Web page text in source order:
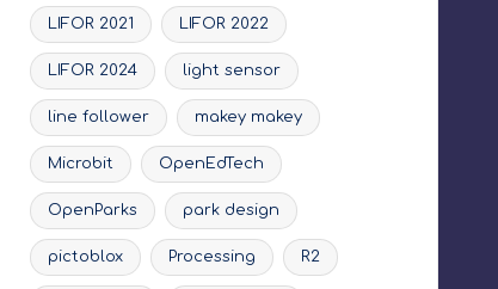
LIFOR 2021 LIFOR 2022
LIFOR 2024 light sensor
line follower makey makey
Microbit OpenEdTech
OpenParks park design
pictoblox Processing R2